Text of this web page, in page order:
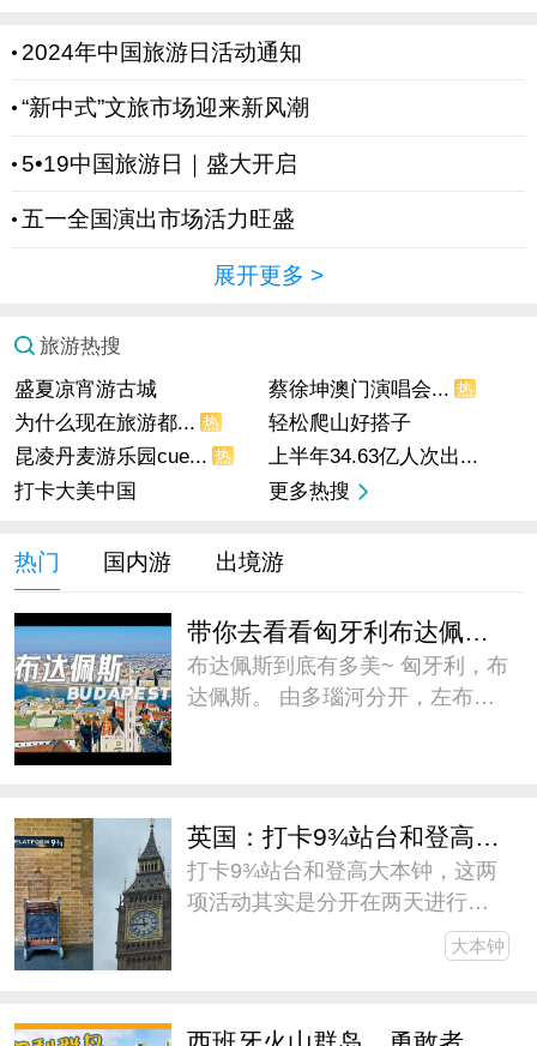
2024年中国旅游日活动通知
“新中式”文旅市场迎来新风潮
5•19中国旅游日｜盛大开启
五一全国演出市场活力旺盛
展开更多 >
旅游热搜
盛夏凉宵游古城
为什么现在旅游都... 热
昆凌丹麦游乐园cue... 热
打卡大美中国
蔡徐坤澳门演唱会... 热
轻松爬山好搭子
上半年34.63亿人次出...
更多热搜
热门 国内游 出境游
布达佩斯到底有多美~ 匈牙利，布
达佩斯。 由多瑙河分开，左布达
带着微博去旅行##五一旅游日记#
英国：打卡9¾站台和登高大本钟
打卡9¾站台和登高大本钟，这两
项活动其实是分开在两天进行
的，为了缩减游记篇幅，我干脆
放一篇里写了。伦敦作为此次欧
但还是见缝插针地安排了一些V这
大本钟